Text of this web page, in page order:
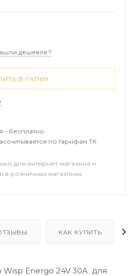
дешевле?
В 1 КЛИК
- бесплатно
по тарифам ТК
для интернет-магазина и
в розничных магазинах
КАК КУПИТЬ
Wisp Energo 24V 30A для